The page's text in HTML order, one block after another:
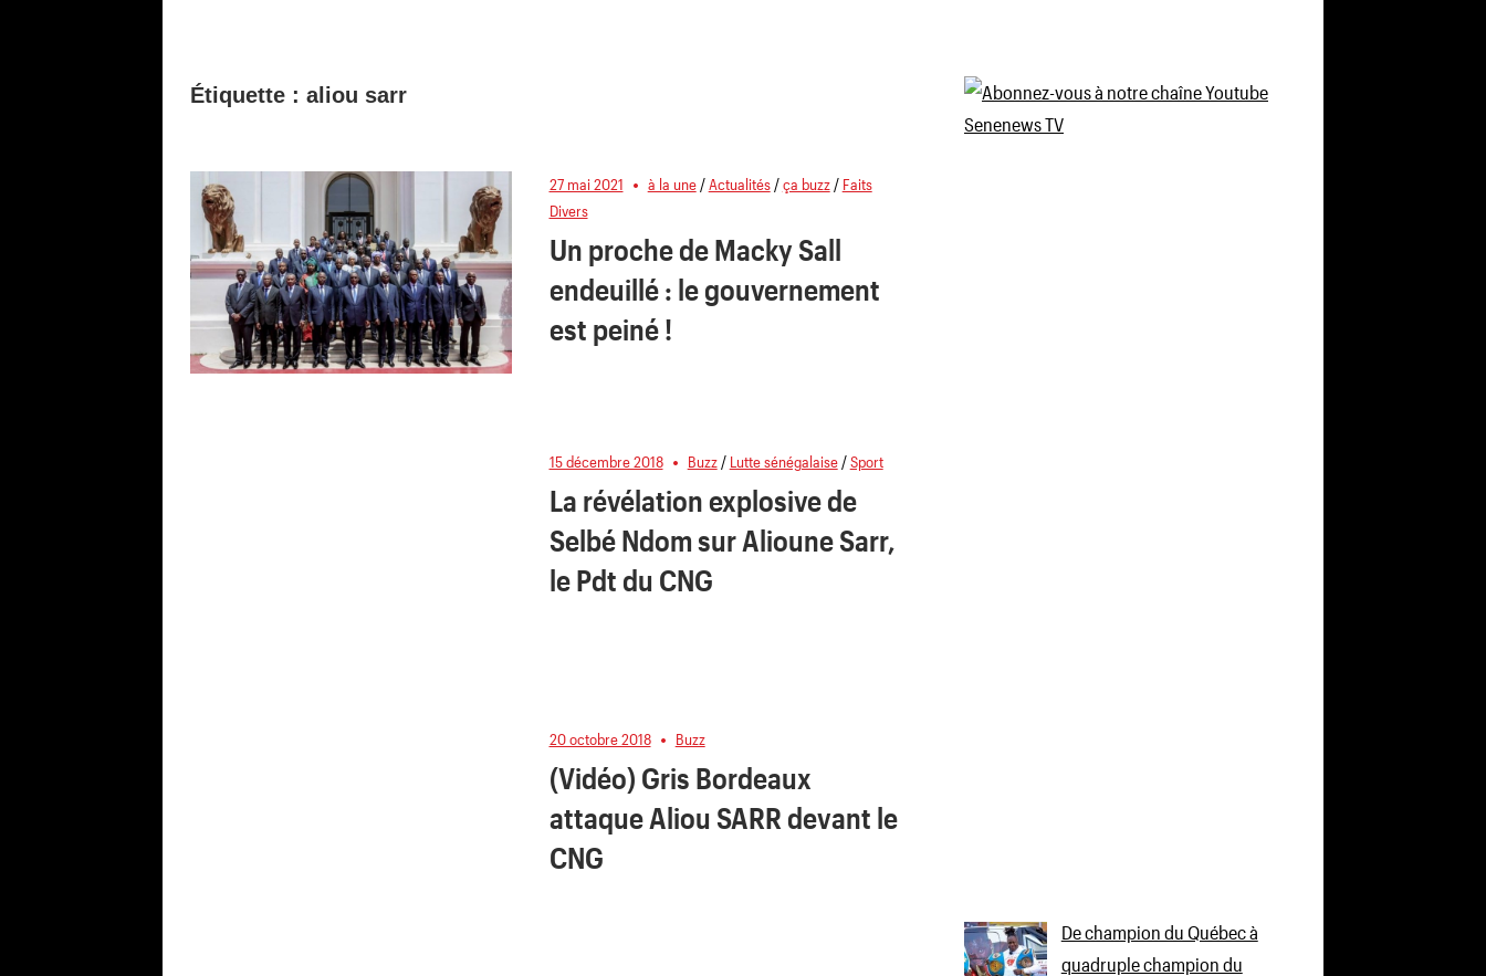
Étiquette : aliou sarr
27 mai 2021 à la une/Actualités/ça buzz/ Faits
Divers
Un proche de Macky Sall
endeuillé : le gouvernement
est peiné !
15 décembre 2018 Buzz/ Lutte sénégalaise/Sport
La révélation explosive de
Selbé Ndom sur Alioune Sarr,
le Pdt du CNG
20 octobre 2018 Buzz
(Vidéo) Gris Bordeaux
attaque Aliou SARR devant le
CNG
De champion du Québec à
quadruple champion du